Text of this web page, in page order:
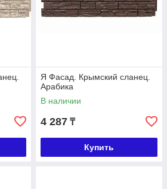
Я Фасад. Крымский сланец.
Арабика
В наличии
4 287 ₸
Купить